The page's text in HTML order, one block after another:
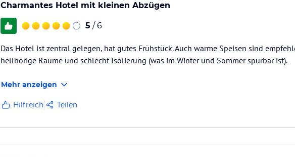
Charmantes Hotel mit kleinen Abzügen
5 / 6
Das Hotel ist zentral gelegen, hat gutes Frühstück. Auch warme Speisen sind
hellhörige Räume und schlecht Isolierung (was im Winter und Sommer spürbar ist).
Mehr anzeigen
Hilfreich Teilen